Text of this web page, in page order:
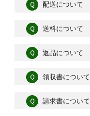
Ｑ 配送について
Ｑ 送料について
Ｑ 返品について
Ｑ 領収書について
Ｑ 請求書について